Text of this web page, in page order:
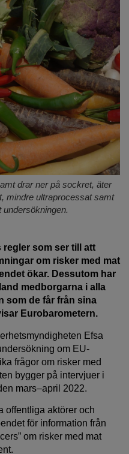
drar ner på sockret, äter
mindre ultraprocessat samt
undersökningen.
som ser till att
om risker med mat
ökar. Dessutom har
medborgarna i alla
som de får från sina
Eurobarometern.
Efsa
om EU-
frågor om risker med
bygger på intervjuer i
mars–april 2022.
offentliga aktörer och
för information från
om risker med mat